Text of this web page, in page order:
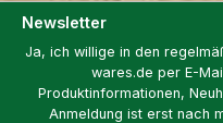
Newsletter
Ja, ich willige in den
wares.de per E-
Produktinformationen,
Anmeldung ist erst nach